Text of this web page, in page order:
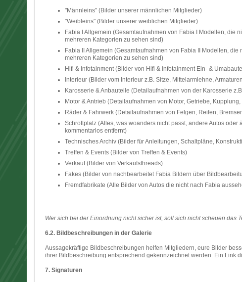
"Männleins" (Bilder unserer männlichen Mitglieder)
"Weibleins" (Bilder unserer weiblichen Mitglieder)
Fabia I Allgemein (Gesamtaufnahmen von Fabia I Modellen, die
mehreren Kategorien zu sehen sind)
Fabia II Allgemein (Gesamtaufnahmen von Fabia II Modellen,
mehreren Kategorien zu sehen sind)
Hifi & Infotainment (Bilder von Hifi & Infotainment Ein- &
Interieur (Bilder vom Interieur z.B. Sitze, Mittelarmlehne,
Karosserie & Anbauteile (Detailaufnahmen von der Karosserie
Motor & Antrieb (Detailaufnahmen von Motor, Getriebe,
Räder & Fahrwerk (Detailaufnahmen von Felgen, Reifen,
Schrottplatz (Alles, was woanders nicht passt, andere Autos
kommentarlos entfernt)
Technisches Archiv (Bilder für Anleitungen, Schaltpläne,
Treffen & Events (Bilder von Treffen & Events)
Verkauf (Bilder von Verkaufsthreads)
Fakes (Bilder von nachbearbeitet Fabia Bildern über
Fremdfabrikate (Alle Bilder von Autos die nicht nach Fabia
Wer sich bei der Einordnung nicht sicher ist, soll sich nicht scheuen das
6.2. Bildbeschreibungen in der Galerie
Aussagekräftige Bildbeschreibungen helfen Mitgliedern, eure Bilder
ihrer Bildbeschreibung entsprechend gekennzeichnet werden. Ein Link
7. Signaturen